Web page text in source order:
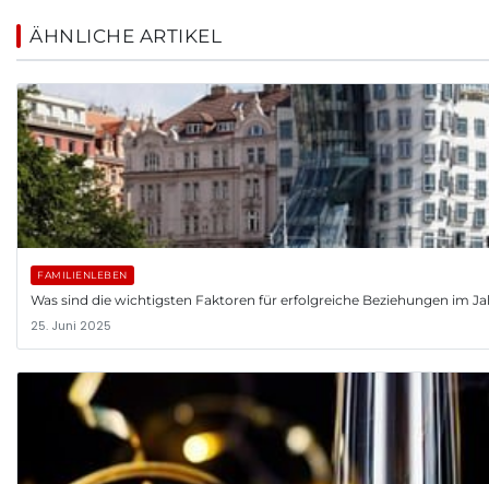
ÄHNLICHE ARTIKEL
FAMILIENLEBEN
Was sind die wichtigsten Faktoren für erfolgreiche Beziehungen im
25. Juni 2025